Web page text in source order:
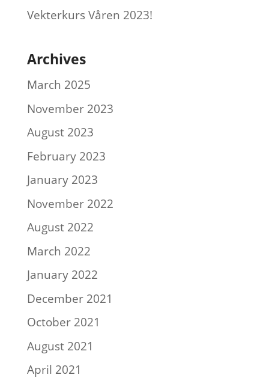
Vekterkurs Våren 2023!
Archives
March 2025
November 2023
August 2023
February 2023
January 2023
November 2022
August 2022
March 2022
January 2022
December 2021
October 2021
August 2021
April 2021